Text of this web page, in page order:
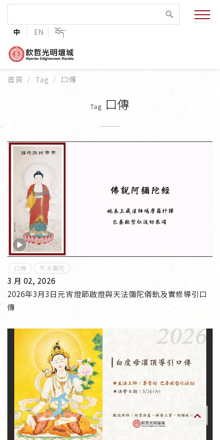
中 EN བོད་
緣起與願景
法王與上師的祝福
巴麥欽哲傳承
第三世巴麥欽哲仁波切
傳承上師授證
專書與譯著
*巴麥寺與麥青寺的聯合聲明
尊貴上師珍寶開示
巴麥欽哲珍寶開示
前行開示文集
媒體影音集
首頁 Tag 口傳
Tag 口傳
口傳 天法彌陀
3 月 02, 2026
2026年3月3日元宵燈節啟燈與天法彌陀儀軌及實修導引口
傳